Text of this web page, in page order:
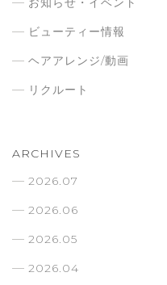
ビューティー情報
ヘアアレンジ/動画
リクルート
ARCHIVES
2026.07
2026.06
2026.05
2026.04